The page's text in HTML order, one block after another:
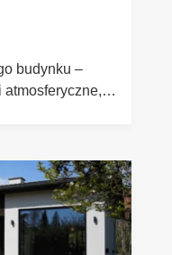
budynku –
kolor oraz
rozwiązania,
renowacji
nowych